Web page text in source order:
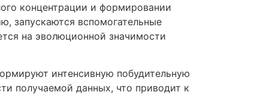
концентрации и формировании
запускаются вспомогательные
на эволюционной значимости
интенсивную побудительную
получаемой данных, что приводит к